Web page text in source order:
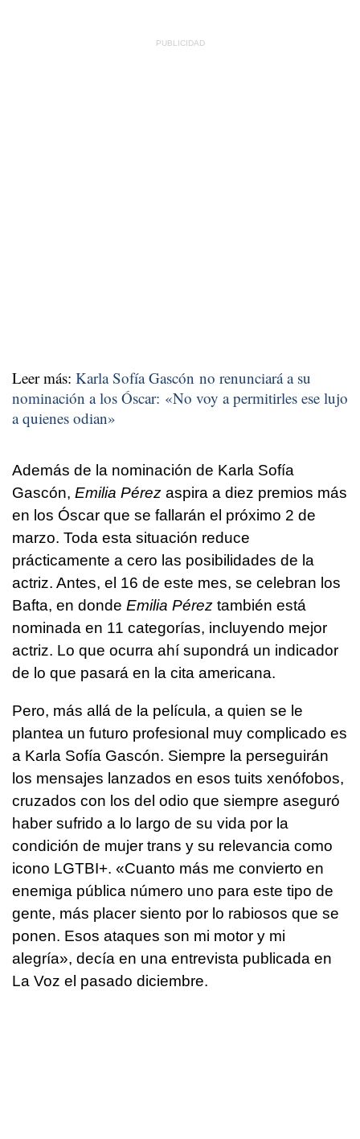
Leer más: Karla Sofía Gascón no renunciará a su
nominación a los Óscar: «No voy a permitirles ese lujo
a quienes odian»
Además de la nominación de Karla Sofía
Gascón, Emilia Pérez aspira a diez premios más
en los Óscar que se fallarán el próximo 2 de
marzo. Toda esta situación reduce
prácticamente a cero las posibilidades de la
actriz. Antes, el 16 de este mes, se celebran los
Bafta, en donde Emilia Pérez también está
nominada en 11 categorías, incluyendo mejor
actriz. Lo que ocurra ahí supondrá un indicador
de lo que pasará en la cita americana.
Pero, más allá de la película, a quien se le
plantea un futuro profesional muy complicado es
a Karla Sofía Gascón. Siempre la perseguirán
los mensajes lanzados en esos tuits xenófobos,
cruzados con los del odio que siempre aseguró
haber sufrido a lo largo de su vida por la
condición de mujer trans y su relevancia como
icono LGTBI+. «Cuanto más me convierto en
enemiga pública número uno para este tipo de
gente, más placer siento por lo rabiosos que se
ponen. Esos ataques son mi motor y mi
alegría», decía en una entrevista publicada en
La Voz el pasado diciembre.